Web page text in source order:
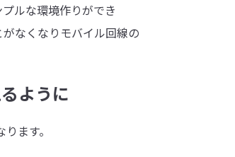
ルな環境作りができ
なくなりモバイル回線の
ように
ます。